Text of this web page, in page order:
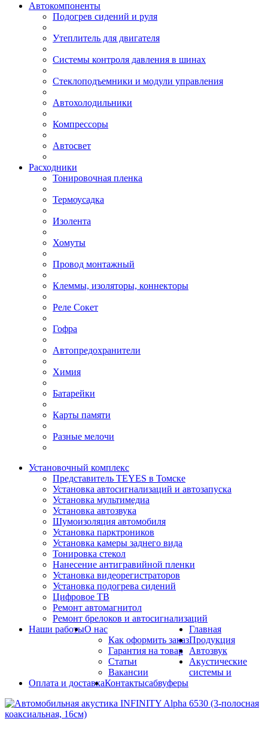
Автокомпоненты
Подогрев сидений и руля
Утеплитель для двигателя
Системы контроля давления в шинах
Стеклоподъемники и модули управления
Автохолодильники
Компрессоры
Автосвет
Расходники
Тонировочная пленка
Термоусадка
Изолента
Хомуты
Провод монтажный
Клеммы, изоляторы, коннекторы
Реле Сокет
Гофра
Автопредохранители
Химия
Батарейки
Карты памяти
Разные мелочи
Установочный комплекс
Представитель TEYES в Томске
Установка автосигнализаций и автозапуска
Установка мультимедиа
Установка автозвука
Шумоизоляция автомобиля
Установка парктроников
Установка камеры заднего вида
Тонировка стекол
Нанесение антигравийной пленки
Установка видеорегистраторов
Установка подогрева сидений
Цифровое ТВ
Ремонт автомагнитол
Ремонт брелоков и автосигнализаций
Наши работыО нас
Как оформить заказ
Гарантия на товар
Статьи
Вакансии
Оплата и доставкаКонтакты
Главная
Продукция
Автозвук
Акустические
системы и
сабвуферы